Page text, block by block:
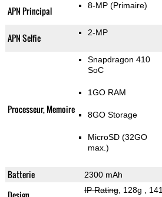
APN Principal 8-MP (Primaire)
APN Selfie 2-MP
Processeur, Memoire
Snapdragon 410
SoC
1GO RAM
8GO Storage
MicroSD (32GO
max.)
Batterie 2300 mAh
IP Rating, 128g
, 141